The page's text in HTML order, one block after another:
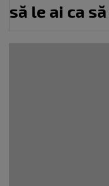
să le ai ca